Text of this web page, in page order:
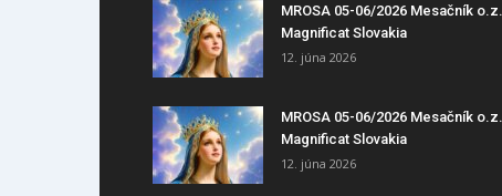
MROSA 05-06/2026 Mesačník o.z.
Magnificat Slovakia
12. júna 2026
MROSA 05-06/2026 Mesačník o.z.
Magnificat Slovakia
12. júna 2026